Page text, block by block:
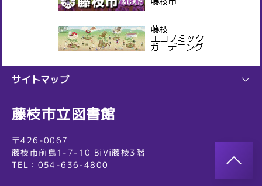
サイトマップ
藤枝市立図書館
〒426-0067
藤枝市前島1-7-10 BiVi藤枝3階
TEL：054-636-4800